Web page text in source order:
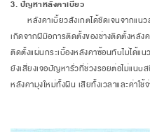
3. ปัญหาหลังคาเบี้ยว
หลังคาเบี้ยวสังเกตได้ชัดเจนจากแนว
เกิดจากฝีมือการติดตั้งของช่างติดตั้งหลัง
ติดตั้งแผ่นกระเบื้องหลังคาซ้อนทับไม่ได้แ
ยังเสี่ยงเจอปัญหารั่วที่ช่วงรอยต่อไม่แนบ
หลังคามุงใหม่ทั้งผืน เสียทั้งเวลาและค่าใช้